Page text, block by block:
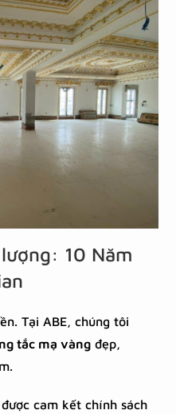
10 Năm
Tại ABE, chúng tôi
tắc mạ vàng đẹp,
cam kết chính sách